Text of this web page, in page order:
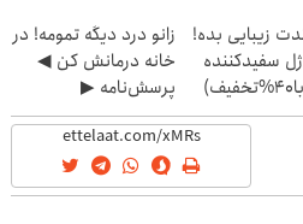
زیبایی بده!
سفیدکننده
زانو درد دیگه تمومه! در
خانه درمانش کن ◀
پرسش‌نامه ▶